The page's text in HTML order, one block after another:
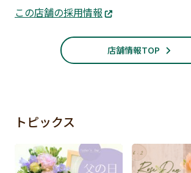
この店舗の採用情報
店舗情報TOP
トピックス